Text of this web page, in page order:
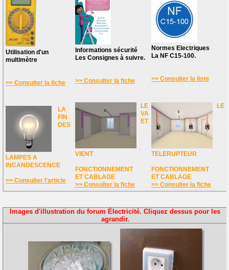
Utilisation d'un
multimètre
>> Consulter la fiche
Informations sécurité
Les Consignes à suivre.
>> Consulter la fiche
Normes Electriques
La NF C15-100.
>> Consulter la liste
LA
FIN
DES
LAMPES A
INCANDESCENCE
>> Consulter l'article
LE
VA
ET
VIENT
FONCTIONNEMENT
ET CABLAGE
>> Consulter la fiche
LE
TELERUPTEUR
FONCTIONNEMENT
ET CABLAGE
>> Consulter la fiche
Images d'illustration du forum Électricité. Cliquez dessus pour les
agrandir.